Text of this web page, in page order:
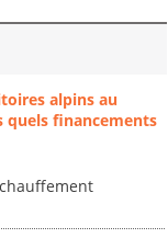
alpins au
quels financements